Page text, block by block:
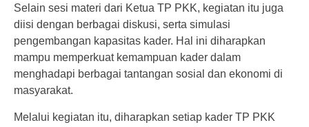
Selain sesi materi dari Ketua TP PKK, kegiatan itu juga
diisi dengan berbagai diskusi, serta simulasi
pengembangan kapasitas kader. Hal ini diharapkan
mampu memperkuat kemampuan kader dalam
menghadapi berbagai tantangan sosial dan ekonomi di
masyarakat.
Melalui kegiatan itu, diharapkan setiap kader TP PKK